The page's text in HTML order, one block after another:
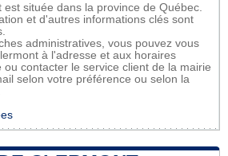
située dans la province de Québec.
et d'autres informations clés sont
administratives, vous pouvez vous
à l'adresse et aux horaires
ou contacter le service client de la mairie
selon votre préférence ou selon la